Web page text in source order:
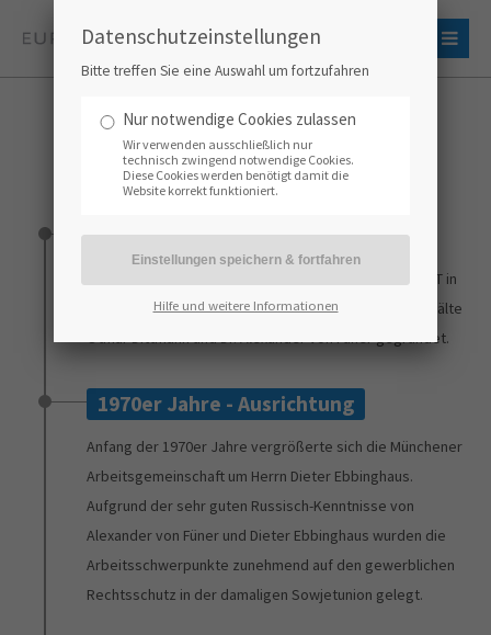
EUROMARKPAT
Historie
1964 - Gründungsjahr
1964 wurde das heutige Hauptbüro von EUROMARKPAT in
München durch den Zusammenschluss der Patentanwälte
Otmar Dittmann und Dr. Alexander von Füner gegründet.
1970er Jahre - Ausrichtung
Anfang der 1970er Jahre vergrößerte sich die Münchener
Arbeitsgemeinschaft um Herrn Dieter Ebbinghaus.
Aufgrund der sehr guten Russisch-Kenntnisse von
Alexander von Füner und Dieter Ebbinghaus wurden die
Arbeitsschwerpunkte zunehmend auf den gewerblichen
Rechtsschutz in der damaligen Sowjetunion gelegt.
Datenschutzeinstellungen
Bitte treffen Sie eine Auswahl um fortzufahren
Nur notwendige Cookies zulassen
Wir verwenden ausschließlich nur
technisch zwingend notwendige Cookies.
Diese Cookies werden benötigt damit die
Website korrekt funktioniert.
Hilfe und weitere Informationen